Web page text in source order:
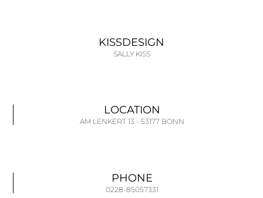
KISSDESIGN
SALLY KISS
LOCATION
AM LENKERT 13 - 53177 BONN
PHONE
0228-85057331